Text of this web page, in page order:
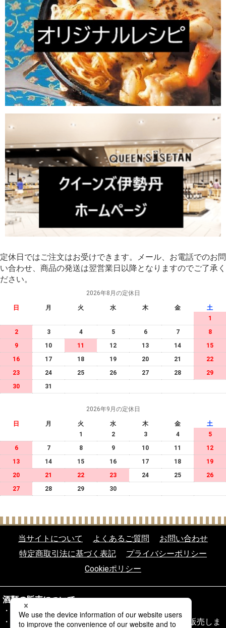
定休日ではご注文はお受けできます。メール、お電話でのお問
い合わせ、商品の発送は翌営業日以降となりますのでご了承く
ださい。
2026年8月の定休日
日 月 火 水 木 金
土
1
2
3 4 5 6 7
8
9
10 11 12 13 14
15
16
17 18 19 20 21
22
23
24 25 26 27 28
29
30
31
2026年9月の定休日
日 月 火 水 木 金
土
1
2 3 4
5
6
7 8 9 10 11
12
13
14 15 16 17 18
19
20
21 22 23 24 25
26
27
28 29 30
当サイトについて よくあるご質問
お問い合わせ
特定商取引法に基づく表記
プライバシーポリシー
Cookieポリシー
酒類の販売について
20歳未満の飲酒は法律により禁じられております。
20歳以上であることを確認できない場合、酒類を販売しま